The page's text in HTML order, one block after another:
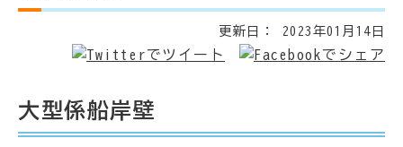
更新日： 2023年01月14日
大型係船岸壁